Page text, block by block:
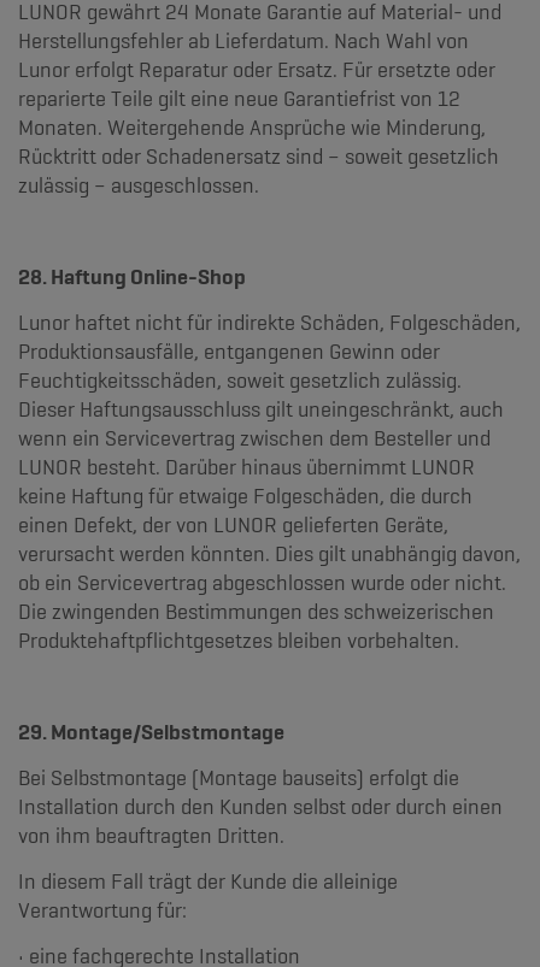
LUNOR gewährt 24 Monate Garantie auf Material- und
Herstellungsfehler ab Lieferdatum. Nach Wahl von
Lunor erfolgt Reparatur oder Ersatz. Für ersetzte oder
reparierte Teile gilt eine neue Garantiefrist von 12
Monaten. Weitergehende Ansprüche wie Minderung,
Rücktritt oder Schadenersatz sind – soweit gesetzlich
zulässig – ausgeschlossen.
28. Haftung Online-Shop
Lunor haftet nicht für indirekte Schäden, Folgeschäden,
Produktionsausfälle, entgangenen Gewinn oder
Feuchtigkeitsschäden, soweit gesetzlich zulässig.
Dieser Haftungsausschluss gilt uneingeschränkt, auch
wenn ein Servicevertrag zwischen dem Besteller und
LUNOR besteht. Darüber hinaus übernimmt LUNOR
keine Haftung für etwaige Folgeschäden, die durch
einen Defekt, der von LUNOR gelieferten Geräte,
verursacht werden könnten. Dies gilt unabhängig davon,
ob ein Servicevertrag abgeschlossen wurde oder nicht.
Die zwingenden Bestimmungen des schweizerischen
Produktehaftpflichtgesetzes bleiben vorbehalten.
29. Montage/Selbstmontage
Bei Selbstmontage (Montage bauseits) erfolgt die
Installation durch den Kunden selbst oder durch einen
von ihm beauftragten Dritten.
In diesem Fall trägt der Kunde die alleinige
Verantwortung für:
• eine fachgerechte Installation